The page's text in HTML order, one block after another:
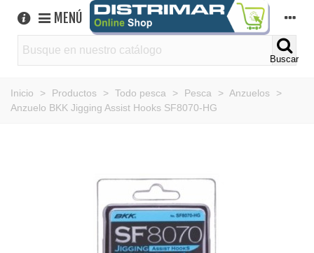
MENÚ
Buscar
Inicio > Productos > Todo pesca > Pesca > Anzuelos
>
Anzuelo BKK Jigging Assist Hooks SF8070-HG